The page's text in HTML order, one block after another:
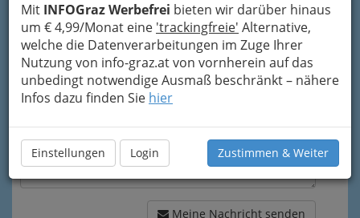
Mit INFOGraz Werbefrei bieten wir darüber hinaus
um € 4,99/Monat eine 'trackingfreie' Alternative,
welche die Datenverarbeitungen im Zuge Ihrer
Nutzung von info-graz.at von vornherein auf das
unbedingt notwendige Ausmaß beschränkt – nähere
Infos dazu finden Sie hier
Einstellungen Login Zustimmen & Weiter
Meine Nachricht
Meine Nachricht senden